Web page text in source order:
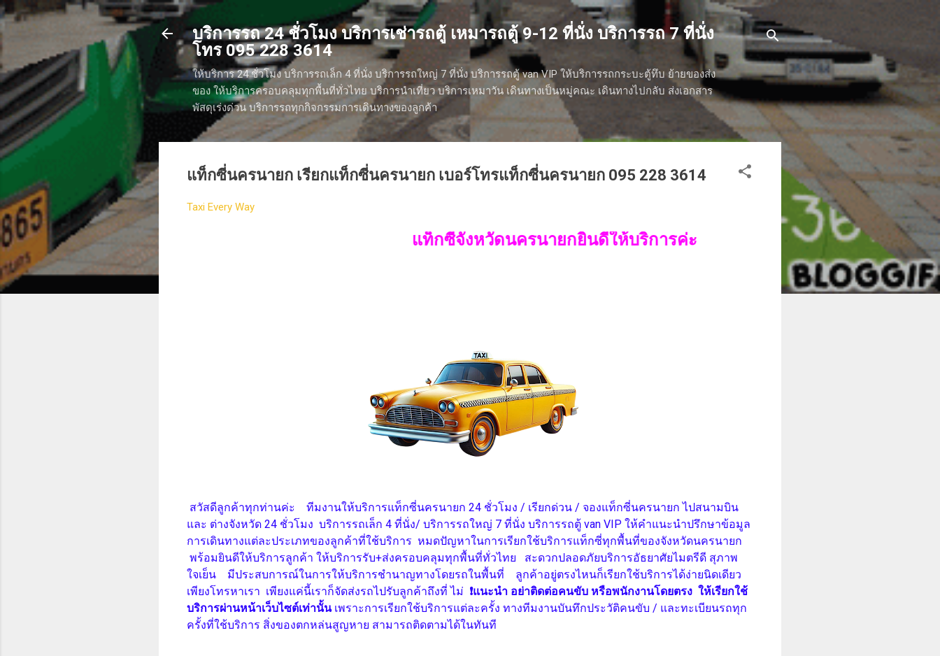
ข้ามไปที่เนื้อหาหลัก
บริการรถ 24 ชั่วโมง บริการเช่ารถตู้ เหมารถตู้ 9-12 ที่นั่ง บริการรถ 7 ที่นั่ง
โทร 095 228 3614
ให้บริการ 24 ชั่วโมง บริการรถเล็ก 4 ที่นั่ง บริการรถใหญ่ 7 ที่นั่ง บริการรถตู้ van VIP ให้บริการรถกระบะตู้ทึบ ย้ายของส่ง
ของ ให้บริการครอบคลุมทุกพื้นที่ทั่วไทย บริการนำเที่ยว บริการเหมาวัน เดินทางเป็นหมู่คณะ เดินทางไปกลับ ส่งเอกสาร
พัสดุเร่งด่วน บริการรถทุกกิจกรรมการเดินทางของลูกค้า
แท็กซี่นครนายก เรียกแท็กซี่นครนายก เบอร์โทรแท็กซี่นครนายก 095 228 3614
Taxi Every Way
แท็กซี่จังหวัดนครนายกยินดีให้บริการค่ะ
สวัสดีลูกค้าทุกท่านค่ะ ทีมงานให้บริการแท็กซี่นครนายก 24 ชั่วโมง / เรียกด่วน / จองแท็กซี่นครนายก ไปสนามบิน
และ ต่างจังหวัด 24 ชั่วโมง บริการรถเล็ก 4 ที่นั่ง/ บริการรถใหญ่ 7 ที่นั่ง บริการรถตู้ van VIP ให้คำแนะนำปรึกษาข้อมูล
การเดินทางแต่ละประเภทของลูกค้าที่ใช้บริการ หมดปัญหาในการเรียกใช้บริการแท็กซี่ทุกพื้นที่ของจังหวัดนครนายก
พร้อมยินดีให้บริการลูกค้า ให้บริการรับ+ส่งครอบคลุมทุกพื้นที่ทั่วไทย
สะดวกปลอดภัยบริการอัธยาศัยไมตรีดี สุภาพ
ใจเย็น มีประสบการณ์ในการให้บริการชำนาญทางโดยรถในพื้นที่ ลูกค้าอยู่ตรงไหนก็เรียกใช้บริการได้ง่ายนิดเดียว
เพียงโทรหาเรา เพียงแค่นี้เราก็จัดส่งรถไปรับลูกค้าถึงที่ ไม่ ❗แนะนำ อย่าติดต่อคนขับ หรือพนักงานโดยตรง ให้เรียกใช้
บริการผ่านหน้าเว็บไซต์เท่านั้นเพราะการเรียกใช้บริการแต่ละครั้ง ทางทีมงานบันทึกประวัติคนขับ / และทะเบียนรถทุก
ครั้งที่ใช้บริการ สิ่งของตกหล่นสูญหาย สามารถติดตามได้ในทันที